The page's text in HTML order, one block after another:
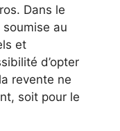
Dans le
au
et
d’opter
revente ne
soit pour le